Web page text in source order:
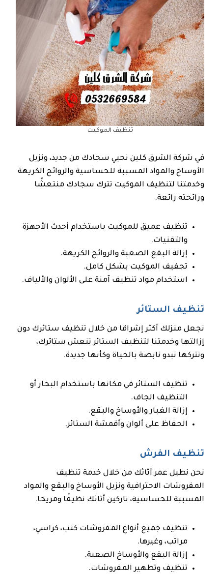
تنظيف الموكيت
في شركة الشرق كلين نحيي سجادك من جديد، ونزيل
الأوساخ والمواد المسببة للحساسية والروائح الكريهة
وخدمتنا لتنظيف الموكيت تترك سجادك منتعشًا
ورائحته رائعة.
تنظيف عميق للموكيت باستخدام أحدث الأجهزة
والتقنيات.
إزالة البقع الصعبة والروائح الكريهة.
تجفيف الموكيت بشكل كامل.
استخدام مواد تنظيف آمنة على الألوان والألياف.
تنظيف الستائر
نجعل منزلك أكثر إشراقا من خلال تنظيف ستائرك دون
إزالتها وخدمتنا لتنظيف الستائر تنعش ستائرك،
وتتركها تبدو نابضة بالحياة وكأنها جديدة.
تنظيف الستائر في مكانها باستخدام البخار أو
التنظيف الجاف.
إزالة الغبار والأوساخ والبقع.
الحفاظ على ألوان وأقمشة الستائر.
تنظيف الفرش
نحن نطيل عمر أثاثك من خلال خدمة تنظيف
المفروشات الاحترافية ونزيل الأوساخ والبقع والمواد
المسببة للحساسية، تاركين أثاثك نظيفًا ومريحا.
تنظيف جميع أنواع المفروشات كنب، كراسي،
مراتب، وغيرها.
إزالة البقع والأوساخ الصعبة.
تنظيف وتطهير المفروشات.